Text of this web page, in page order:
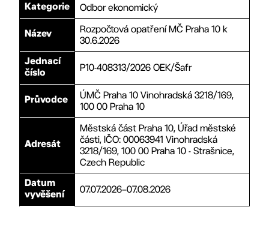
Kategorie Odbor ekonomický
Název
Rozpočtová opatření MČ Praha 10 k
30.6.2026
Jednací
číslo
P10-408313/2026 OEK/Šafr
Průvodce
ÚMČ Praha 10 Vinohradská 3218/169,
100 00 Praha 10
Adresát
Městská část Praha 10, Úřad městské
části, IČO: 00063941 Vinohradská
3218/169, 100 00 Praha 10 - Strašnice,
Czech Republic
Datum
vyvěšení
07.07.2026–07.08.2026